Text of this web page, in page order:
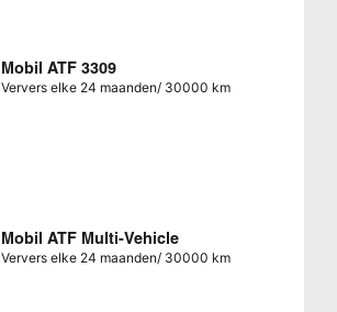
Mobil ATF 3309
Ververs elke 24 maanden/ 30000 km
Mobil ATF Multi-Vehicle
Ververs elke 24 maanden/ 30000 km